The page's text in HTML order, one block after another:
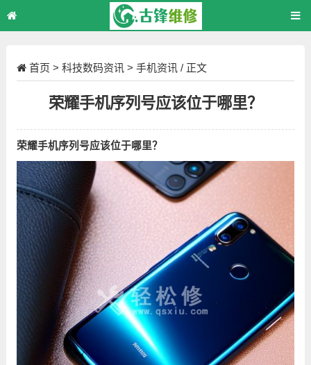
首页 > 科技数码资讯 > 手机资讯 / 正文
荣耀手机序列号应该位于哪里？
荣耀手机序列号应该位于哪里？